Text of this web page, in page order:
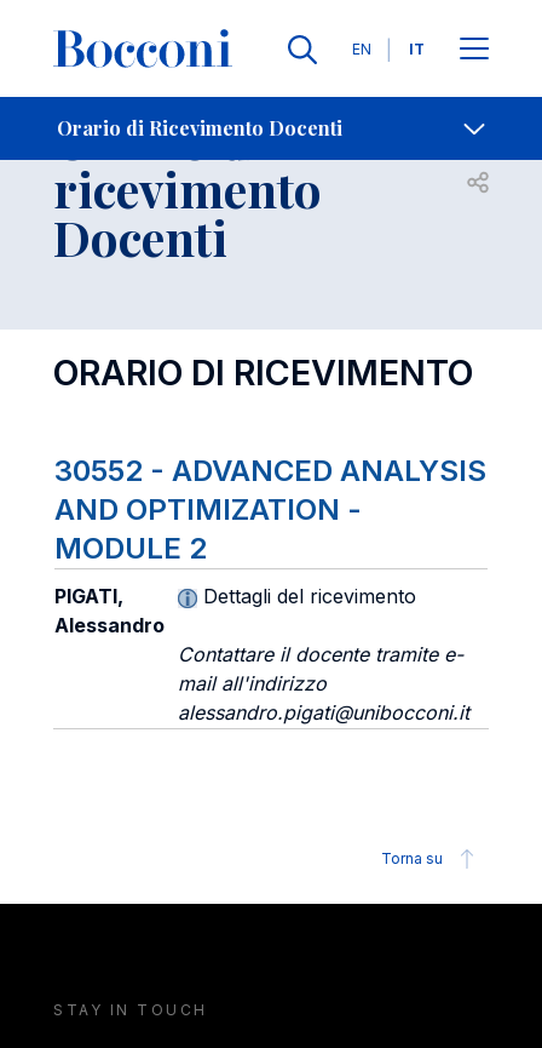
Lingue
EN IT
Orario di Ricevimento Docenti
-
Orario di
ricevimento
Docenti
Open
ORARIO DI RICEVIMENTO
30552 - ADVANCED ANALYSIS
AND OPTIMIZATION -
MODULE 2
PIGATI,
Alessandro
Dettagli del ricevimento
Contattare il docente tramite e-
mail all'indirizzo
alessandro.pigati@unibocconi.it
Torna su
STAY IN TOUCH